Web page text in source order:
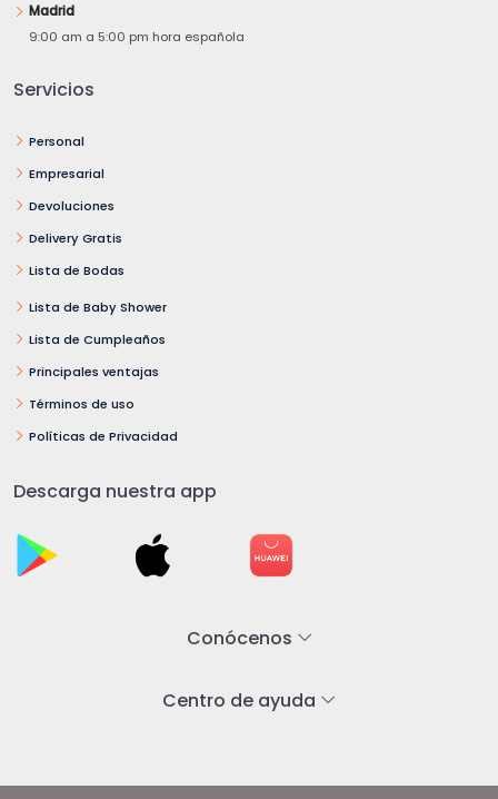
Madrid
9:00 am a 5:00 pm hora española
Servicios
Personal
Empresarial
Devoluciones
Delivery Gratis
Lista de Bodas
Lista de Baby Shower
Lista de Cumpleaños
Principales ventajas
Términos de uso
Políticas de Privacidad
Descarga nuestra app
Conócenos
Centro de ayuda